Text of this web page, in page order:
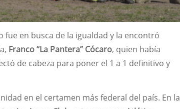
en busca de la igualdad y la encontró
Franco “La Pantera” Cócaro, quien había
de cabeza para poner el 1 a 1 definitivo y
en el certamen más federal del país. En la